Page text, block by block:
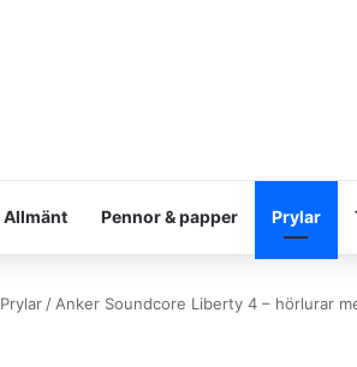
Allmänt Pennor & papper Prylar
Prylar / Anker Soundcore Liberty 4 – hörlurar